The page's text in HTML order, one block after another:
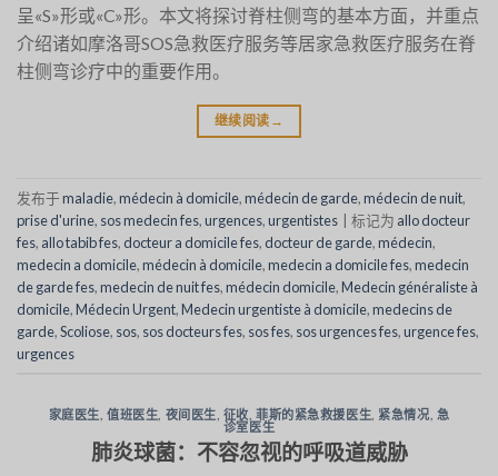
呈«S»形或«C»形。本文将探讨脊柱侧弯的基本方面，并重点
介绍诸如摩洛哥SOS急救医疗服务等居家急救医疗服务在脊
柱侧弯诊疗中的重要作用。
继续阅读 →
发布于maladie,médecin à domicile,médecin de garde,médecin de nuit,
prise d'urine, sos medecin fes,urgences,urgentistes | 标记为 allo docteur
fes, allo tabib fes, docteur a domicile fes, docteur de garde,médecin,
medecin a domicile,médecin à domicile,medecin a domicile fes,medecin
de garde fes,medecin de nuit fes,médecin domicile,Medecin généraliste à
domicile,Médecin Urgent,Medecin urgentiste à domicile,medecins de
garde,Scoliose, sos, sos docteurs fes, sos fes, sos urgences fes,urgence fes,
urgences
家庭医生 ,值班医生 夜间医生 征收 ,菲斯的紧急救援医生 紧急情况 急
诊室医生
肺炎球菌：不容忽视的呼吸道威胁